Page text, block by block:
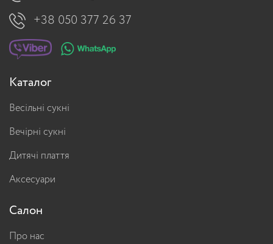
+38 050 377 26 37
Каталог
Весільні сукні
Вечірні сукні
Дитячі плаття
Аксесуари
Салон
Про нас